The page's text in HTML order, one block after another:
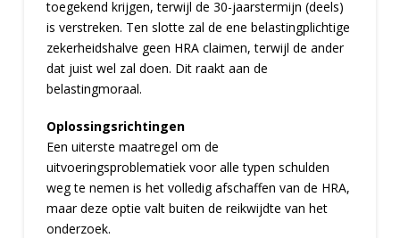
toegekend krijgen, terwijl de 30-jaarstermijn (deels)
is verstreken. Ten slotte zal de ene belastingplichtige
zekerheidshalve geen HRA claimen, terwijl de ander
dat juist wel zal doen. Dit raakt aan de
belastingmoraal.
Oplossingsrichtingen
Een uiterste maatregel om de
uitvoeringsproblematiek voor alle typen schulden
weg te nemen is het volledig afschaffen van de HRA,
maar deze optie valt buiten de reikwijdte van het
onderzoek.